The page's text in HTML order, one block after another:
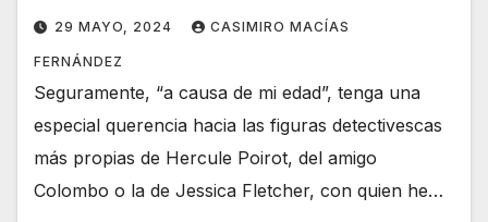
29 MAYO, 2024 CASIMIRO MACÍAS
FERNÁNDEZ
Seguramente, “a causa de mi edad”, tenga una
especial querencia hacia las figuras detectivescas
más propias de Hercule Poirot, del amigo
Colombo o la de Jessica Fletcher, con quien he…